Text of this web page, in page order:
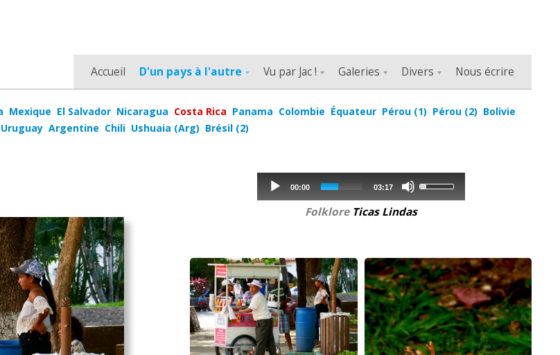
Accueil D'un pays à l'autre Vu par Jac ! Galeries Divers Nous écrire
Mexique El Salvador Nicaragua Costa Rica Panama Colombie Équateur Pérou (1) Pérou (2) Bolivie
Argentine Chili Ushuaia (Arg) Brésil (2)
Audio
00:00 03:17
increase
or
decrease
volume.
Folklore Ticas Lindas